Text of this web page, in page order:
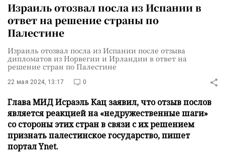
Израиль отозвал посла из Испании в
ответ на решение страны по
Палестине
Израиль отозвал посла из Испании после отзыва
дипломатов из Норвегии и Ирландии в ответ на
решение стран по Палестине
22 мая 2024, 13:17 0
Глава МИД Исраэль Кац заявил, что отзыв послов
является реакцией на «недружественные шаги»
со стороны этих стран в связи с их решением
признать палестинское государство, пишет
портал Ynet.